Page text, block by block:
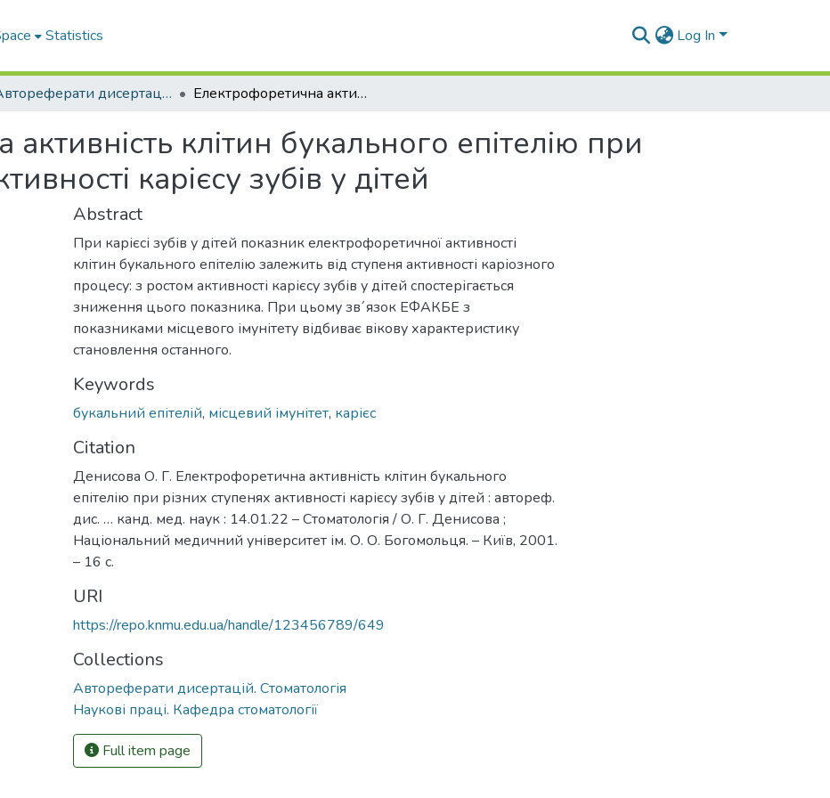
Statistics Log In
Автореферати дисертацій. Стоматологія Електрофоретична активність клітин букального епітелію при різних ступенях активності карієсу зубів у дітей
клітин букального епітелію при
карієсу зубів у дітей
Abstract
При карієсі зубів у дітей показник електрофоретичної активності
клітин букального епітелію залежить від ступеня активності каріозного
процесу: з ростом активності карієсу зубів у дітей спостерігається
зниження цього показника. При цьому зв´язок ЕФАКБЕ з
показниками місцевого імунітету відбиває вікову характеристику
становлення останного.
Keywords
букальний епітелій, місцевий імунітет, карієс
Citation
Денисова О. Г. Електрофоретична активність клітин букального
епітелію при різних ступенях активності карієсу зубів у дітей : автореф.
дис. … канд. мед. наук : 14.01.22 – Стоматологія / О. Г. Денисова ;
Національний медичний університет ім. О. О. Богомольця. – Київ, 2001.
– 16 с.
URI
https://repo.knmu.edu.ua/handle/123456789/649
Collections
Автореферати дисертацій. Стоматологія
Наукові праці. Кафедра стоматології
Full item page